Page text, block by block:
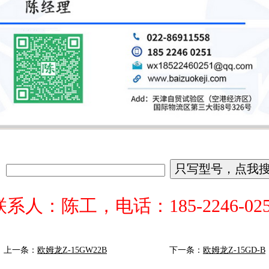
系人：陈工，电话：185-2246-
上一条： 欧姆龙Z-15GW22B 下一条： 欧姆龙Z-15GD-B